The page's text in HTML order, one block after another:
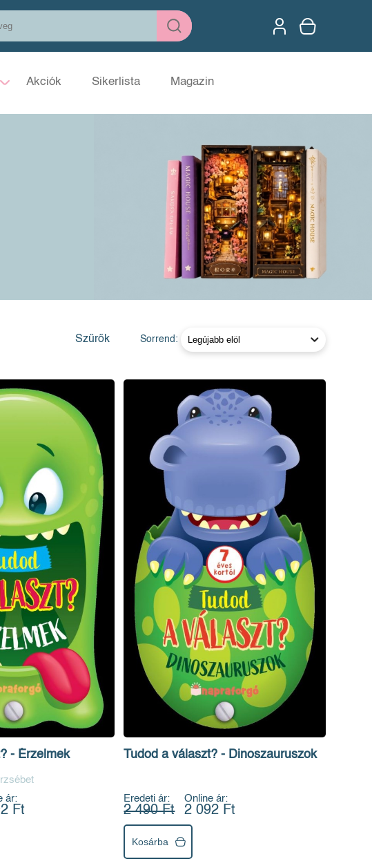
Akciók Sikerlista Magazin
Szűrők Sorrend:
- Érzelmek
ár:
Ft
Tudod a választ? - Dinoszauruszok
Eredeti ár:
2 490 Ft
Online ár:
2 092 Ft
Kosárba